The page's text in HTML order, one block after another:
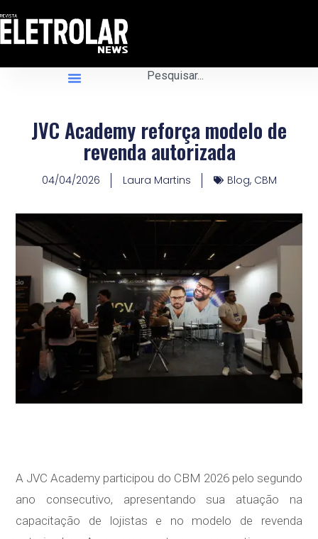
JVC Academy reforça modelo de
revenda autorizada
04/04/2026 Laura Martins Blog, CBM
A JVC Academy participou do CBM 2026 pelo segundo
ano consecutivo, apresentando sua atuação na
capacitação de lojistas e no modelo de revenda